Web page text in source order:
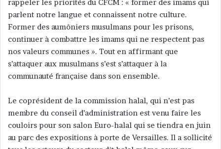
rappeler les priorités du CFCM : « former des imams qui
parlent notre langue et connaissent notre culture.
Former des aumôniers musulmans pour les prisons,
continuer à combattre les imams qui ne respectent pas
nos valeurs communes ». Tout en affirmant que
s’attaquer aux musulmans s’est s’attaquer à la
communauté française dans son ensemble.
Le coprésident de la commission halal, qui n’est pas
membre du conseil d’administration est venu faire les
couloirs pour son salon Euro-halal qui se tiendra en juin
au parc des expositions à porte de Versailles. Il a sollicité